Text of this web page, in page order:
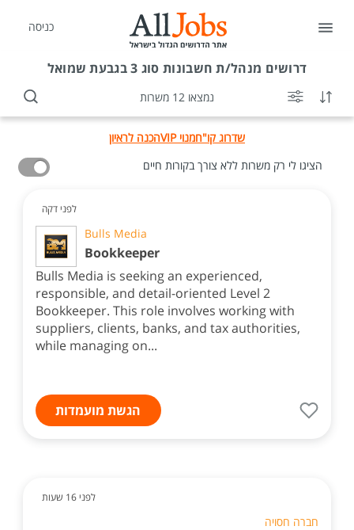
כניסה
דרושים מנהל/ת חשבונות סוג 3 בגבעת שמואל
נמצאו 12 משרות
שדרוג קו"חמנוי VIP
הכנה לראיון
הציגו לי רק משרות ללא צורך בקורות חיים
לפני דקה
Bulls Media
Bookkeeper
Bulls Media is seeking an experienced,
responsible, and detail-oriented Level 2
Bookkeeper. This role involves working with
suppliers, clients, banks, and tax authorities,
while managing on...
הגשת מועמדות
לפני 16 שעות
חברה חסויה